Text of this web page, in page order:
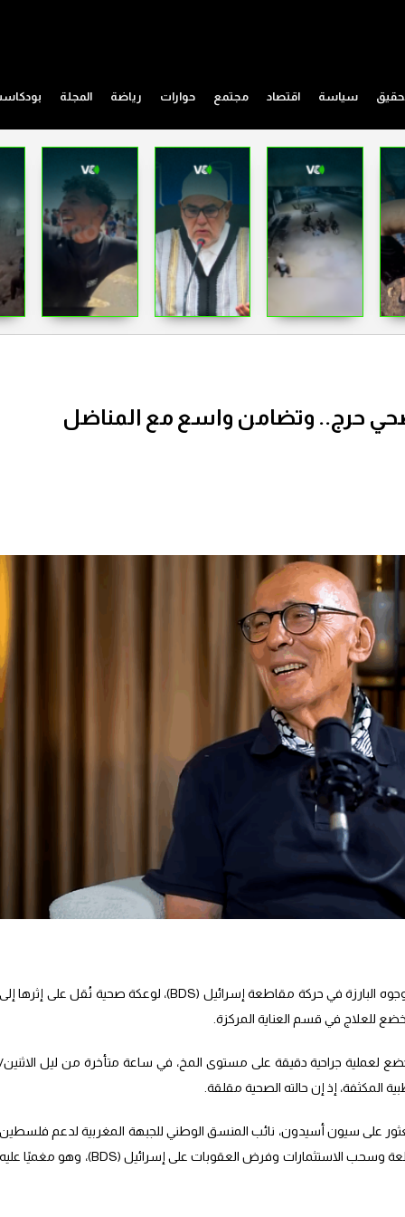
سياسة اقتصاد مجتمع حوارات رياضة المجلة
حرج.. وتضامن واسع مع المناضل
تعرض الناشط الحقوقي سيون أسيدون، أحد الوجوه البارزة في حركة مقاطعة إسرائيل (BDS)، لوعكة صحية نُقل على إثرها إلى
للعلاج في قسم العناية المركزة.
جراحية دقيقة على مستوى المخ، في ساعة متأخرة من ليل الاثنين/
على سيون أسيدون، نائب المنسق الوطني للجبهة المغربية لدعم فلسطين
ومناهضة التطبيع، وأحد مؤسسي حركة المقاطعة وسحب الاستثمارات وفرض العقوبات على إسرائيل (BDS)، وهو مغميًا عليه